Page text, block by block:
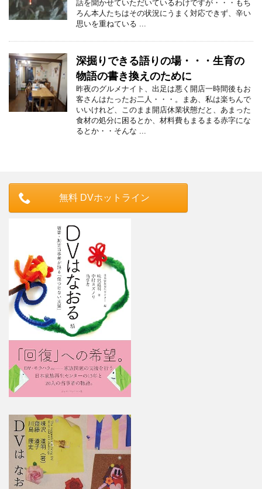
話を聞かせていただいているわけですが・・・もち
ろん本人たちはその状況にうまく対応できず、辛い
思いを重ねている ...
深掘りできる語りの場・・・生育の
物語の書き換えのために
昨夜のグルメナイト、出足は悪く開店一時間後もお
客さんはたったお二人・・・。まあ、私は楽ちんで
いいけれど、このまま開店休業状態だと、あまった
食材の処分に困るとか、材料費もまるまる赤字にな
るとか・・そんな ...
無料 DVホットライン